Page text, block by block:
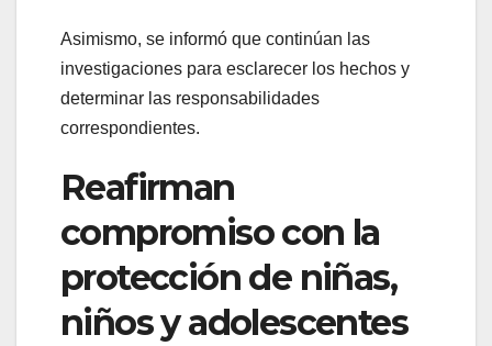
Asimismo, se informó que continúan las
investigaciones para esclarecer los hechos y
determinar las responsabilidades
correspondientes.
Reafirman
compromiso con la
protección de niñas,
niños y adolescentes